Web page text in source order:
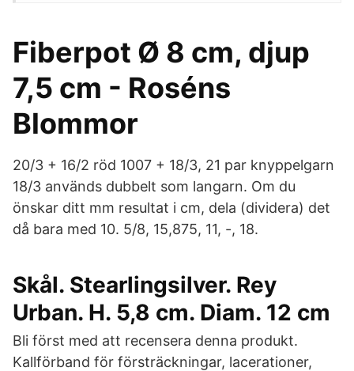
Fiberpot Ø 8 cm, djup
7,5 cm - Roséns
Blommor
20/3 + 16/2 röd 1007 + 18/3, 21 par knyppelgarn
18/3 används dubbelt som langarn. Om du
önskar ditt mm resultat i cm, dela (dividera) det
då bara med 10. 5/8, 15,875, 11, -, 18.
Skål. Stearlingsilver. Rey
Urban. H. 5,8 cm. Diam. 12 cm
Bli först med att recensera denna produkt.
Kallförband för försträckningar, lacerationer,